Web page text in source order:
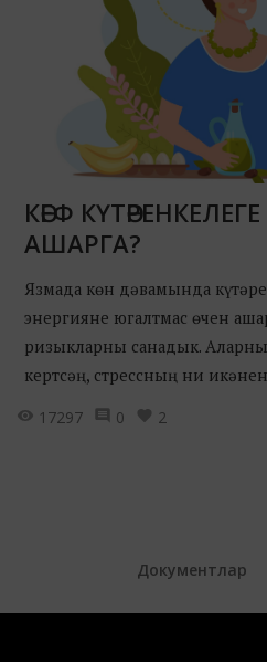
КӘЕФ КҮТӘРЕНКЕЛЕГЕ
АШАРГА?
Язмада көн дәвамында
энергияне югалтмас өчен
ризыкларны санадык.
кертсәң, стрессның ни
17297
0 2
Документлар